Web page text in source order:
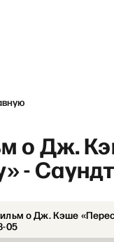
о Дж.
-
о Дж. Кэше
05
с